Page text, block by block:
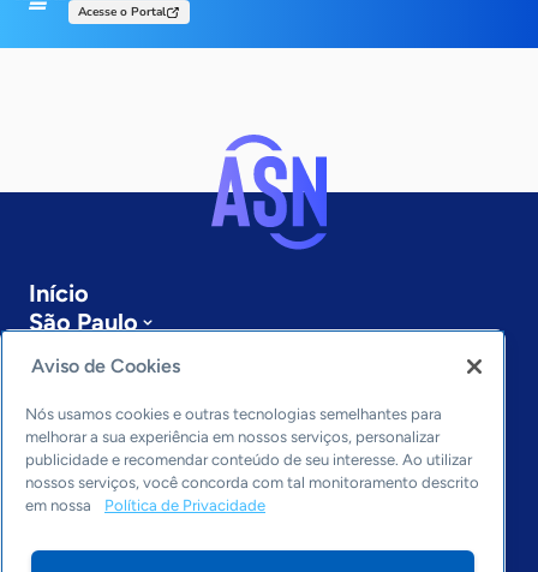
Acesse o Portal
Início
São Paulo
Sobre a ASN
Últimas notícias
Entre em contato
Editorias
Economia & Política
Inovação & Tecnologia
Cultura empreendedora
Aviso de Cookies
Nós usamos cookies e outras tecnologias semelhantes para
melhorar a sua experiência em nossos serviços, personalizar
publicidade e recomendar conteúdo de seu interesse. Ao utilizar
nossos serviços, você concorda com tal monitoramento descrito
em nossa
Política de Privacidade